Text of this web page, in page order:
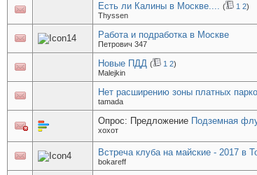
Есть ли Калины в Москве.... ( 1 2)
Thyssen
Работа и подработка в Москве
Петрович 347
Новые ПДД ( 1 2)
Malejkin
Нет расширению зоны платных
tamada
Опрос: Предложение Подземная
хохот
Встреча клуба на майские - 2017 в
bokareff